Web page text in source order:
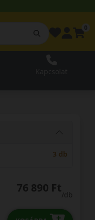
3 db
76 890 Ft
/db